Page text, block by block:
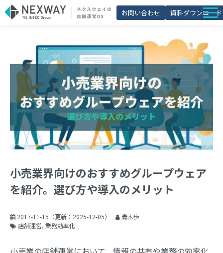
お問い合わせ 資料ダウンロード
導入事例
ブログ
セミナー
よくあるご質問
お役立ち資料一覧
小売業界向けのおすすめグループウェア
を紹介。選び方や導入のメリット
2017-11-15 （更新： 2025-12-05）
青木歩
店舗運営 業務効率化